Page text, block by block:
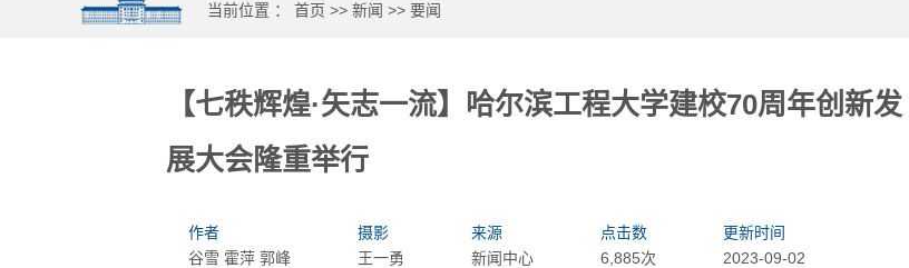
当前位置 ： 首页 >> 新闻 >> 要闻
【七秩辉煌·矢志一流】哈尔滨工程大学建校70周年创新发
展大会隆重举行
作者
谷雪 霍萍 郭峰
摄影
王一勇
来源
新闻中心
点击数
6,885次
更新时间
2023-09-02